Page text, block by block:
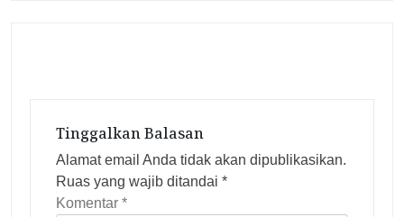
Tinggalkan Balasan
Alamat email Anda tidak akan dipublikasikan.
Ruas yang wajib ditandai *
Komentar *